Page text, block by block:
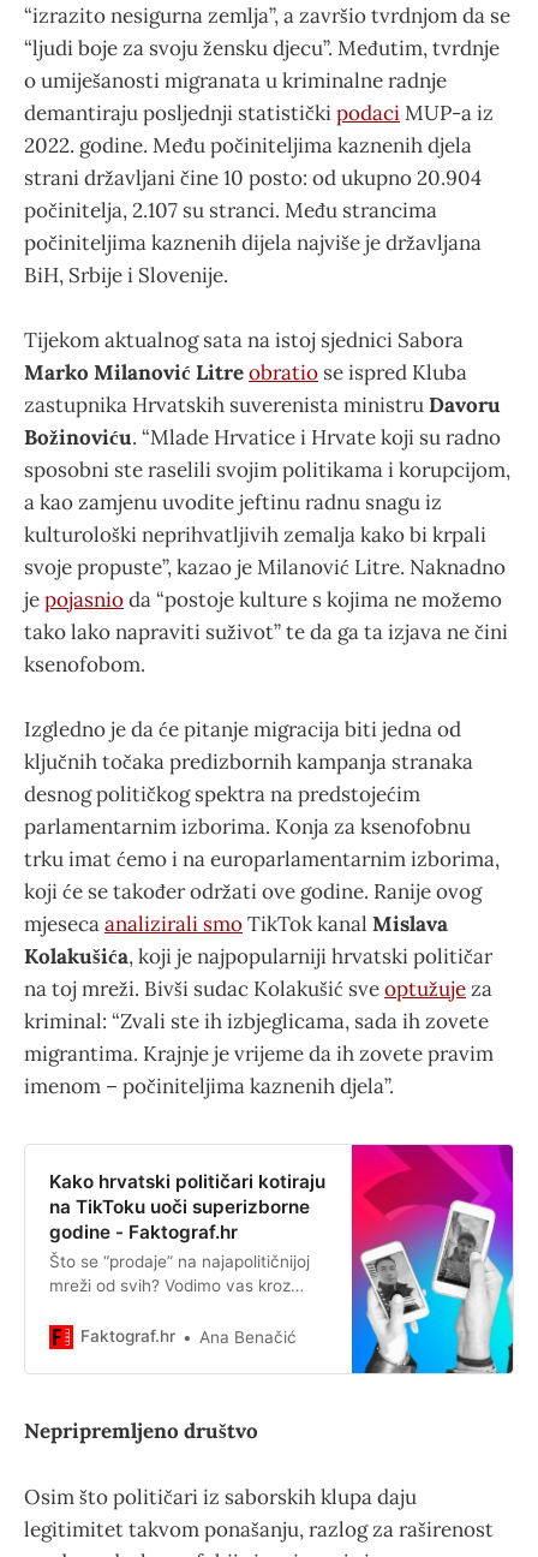
“izrazito nesigurna zemlja”, a završio tvrdnjom da se
“ljudi boje za svoju žensku djecu”. Međutim, tvrdnje
o umiješanosti migranata u kriminalne radnje
demantiraju posljednji statističkipodaciMUP-a iz
2022. godine. Među počiniteljima kaznenih djela
strani državljani čine 10 posto: od ukupno 20.904
počinitelja, 2.107 su stranci. Među strancima
počiniteljima kaznenih dijela najviše je državljana
BiH, Srbije i Slovenije.
Tijekom aktualnog sata na istoj sjednici Sabora
Marko Milanović Litreobratio se ispred Kluba
zastupnika Hrvatskih suverenista ministruDavoru
Božinoviću. “Mlade Hrvatice i Hrvate koji su radno
sposobni ste raselili svojim politikama i korupcijom,
a kao zamjenu uvodite jeftinu radnu snagu iz
kulturološki neprihvatljivih zemalja kako bi krpali
svoje propuste”, kazao je Milanović Litre. Naknadno
jepojasnioda “postoje kulture s kojima ne možemo
tako lako napraviti suživot” te da ga ta izjava ne čini
ksenofobom.
Izgledno je da će pitanje migracija biti jedna od
ključnih točaka predizbornih kampanja stranaka
desnog političkog spektra na predstojećim
parlamentarnim izborima. Konja za ksenofobnu
trku imat ćemo i na europarlamentarnim izborima,
koji će se također održati ove godine. Ranije ovog
mjesecaanalizirali smoTikTok kanal Mislava
Kolakušića, koji je najpopularniji hrvatski političar
na toj mreži. Bivši sudac Kolakušić sveoptužujeza
kriminal: “Zvali ste ih izbjeglicama, sada ih zovete
migrantima. Krajnje je vrijeme da ih zovete pravim
imenom – počiniteljima kaznenih djela”.
Kako hrvatski političari kotiraju
na TikToku uoči superizborne
godine - Faktograf.hr
Što se “prodaje” na najapolitičnijoj
mreži od svih? Vodimo vas kroz
kandidata na TikToku.
Faktograf.hr Ana Benačić
Nepripremljeno društvo
Osim što političari iz saborskih klupa daju
legitimitet takvom ponašanju, razlog za raširenost